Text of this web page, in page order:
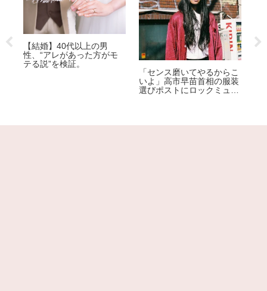
【結婚】40代以上の男
性、“アレがあった方がモ
テる説”を検証。
「センス磨いてやるからこ
いよ」高市早苗首相の服装
選びポストにロックミュー
【